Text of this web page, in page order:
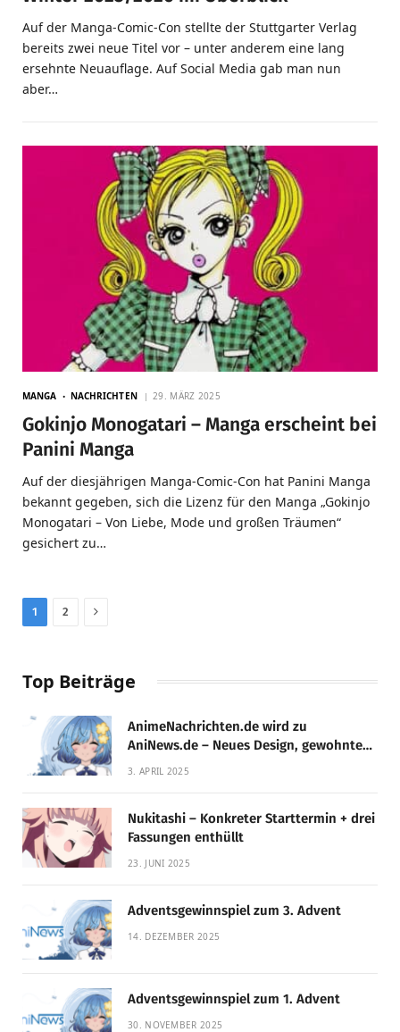
Auf der Manga-Comic-Con stellte der Stuttgarter Verlag
bereits zwei neue Titel vor – unter anderem eine lang
ersehnte Neuauflage. Auf Social Media gab man nun
aber…
MANGA NACHRICHTEN 29. MÄRZ 2025
Gokinjo Monogatari – Manga erscheint bei
Panini Manga
Auf der diesjährigen Manga-Comic-Con hat Panini Manga
bekannt gegeben, sich die Lizenz für den Manga „Gokinjo
Monogatari – Von Liebe, Mode und großen Träumen“
gesichert zu…
1 2 Next
Top Beiträge
AnimeNachrichten.de wird zu
AniNews.de – Neues Design, gewohnte
Qualität!
3. APRIL 2025
Nukitashi – Konkreter Starttermin + drei
Fassungen enthüllt
23. JUNI 2025
Adventsgewinnspiel zum 3. Advent
14. DEZEMBER 2025
Adventsgewinnspiel zum 1. Advent
30. NOVEMBER 2025